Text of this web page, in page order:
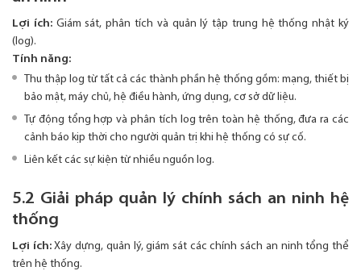
Lợi ích: Giám sát, phân tích và quản lý tập trung hệ thống nhật ký
(log).
Tính năng:
Thu thập log từ tất cả các thành phần hệ thống gồm: mạng, thiết bị
bảo mật, máy chủ, hệ điều hành, ứng dụng, cơ sở dữ liệu.
Tự động tổng hợp và phân tích log trên toàn hệ thống, đưa ra các
cảnh báo kịp thời cho người quản trị khi hệ thống có sự cố.
Liên kết các sự kiện từ nhiều nguồn log.
5.2 Giải pháp quản lý chính sách an ninh hệ
thống
Lợi ích:Xây dựng, quản lý, giám sát các chính sách an ninh tổng thể
trên hệ thống.